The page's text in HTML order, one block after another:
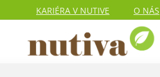
KARIÉRA V NUTIVE O NÁS
HODNOTENIA ZÁKAZNÍKOV